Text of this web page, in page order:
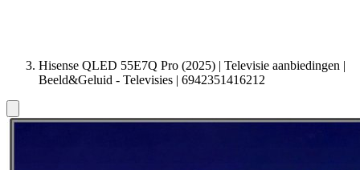
Hisense QLED 55E7Q Pro (2025) | Televisie aanbiedingen |
Beeld&Geluid - Televisies | 6942351416212